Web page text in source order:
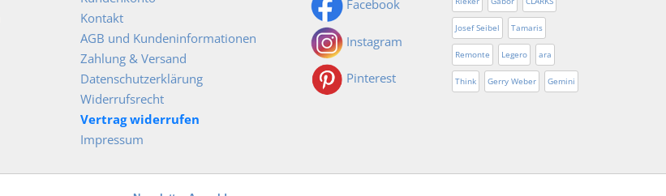
Kontakt
AGB und Kundeninformationen
Zahlung & Versand
Datenschutzerklärung
Widerrufsrecht
Vertrag widerrufen
Impressum
Facebook
Instagram
Pinterest
Josef Seibel Tamaris
Remonte Legero ara
Think Gerry Weber Gemini